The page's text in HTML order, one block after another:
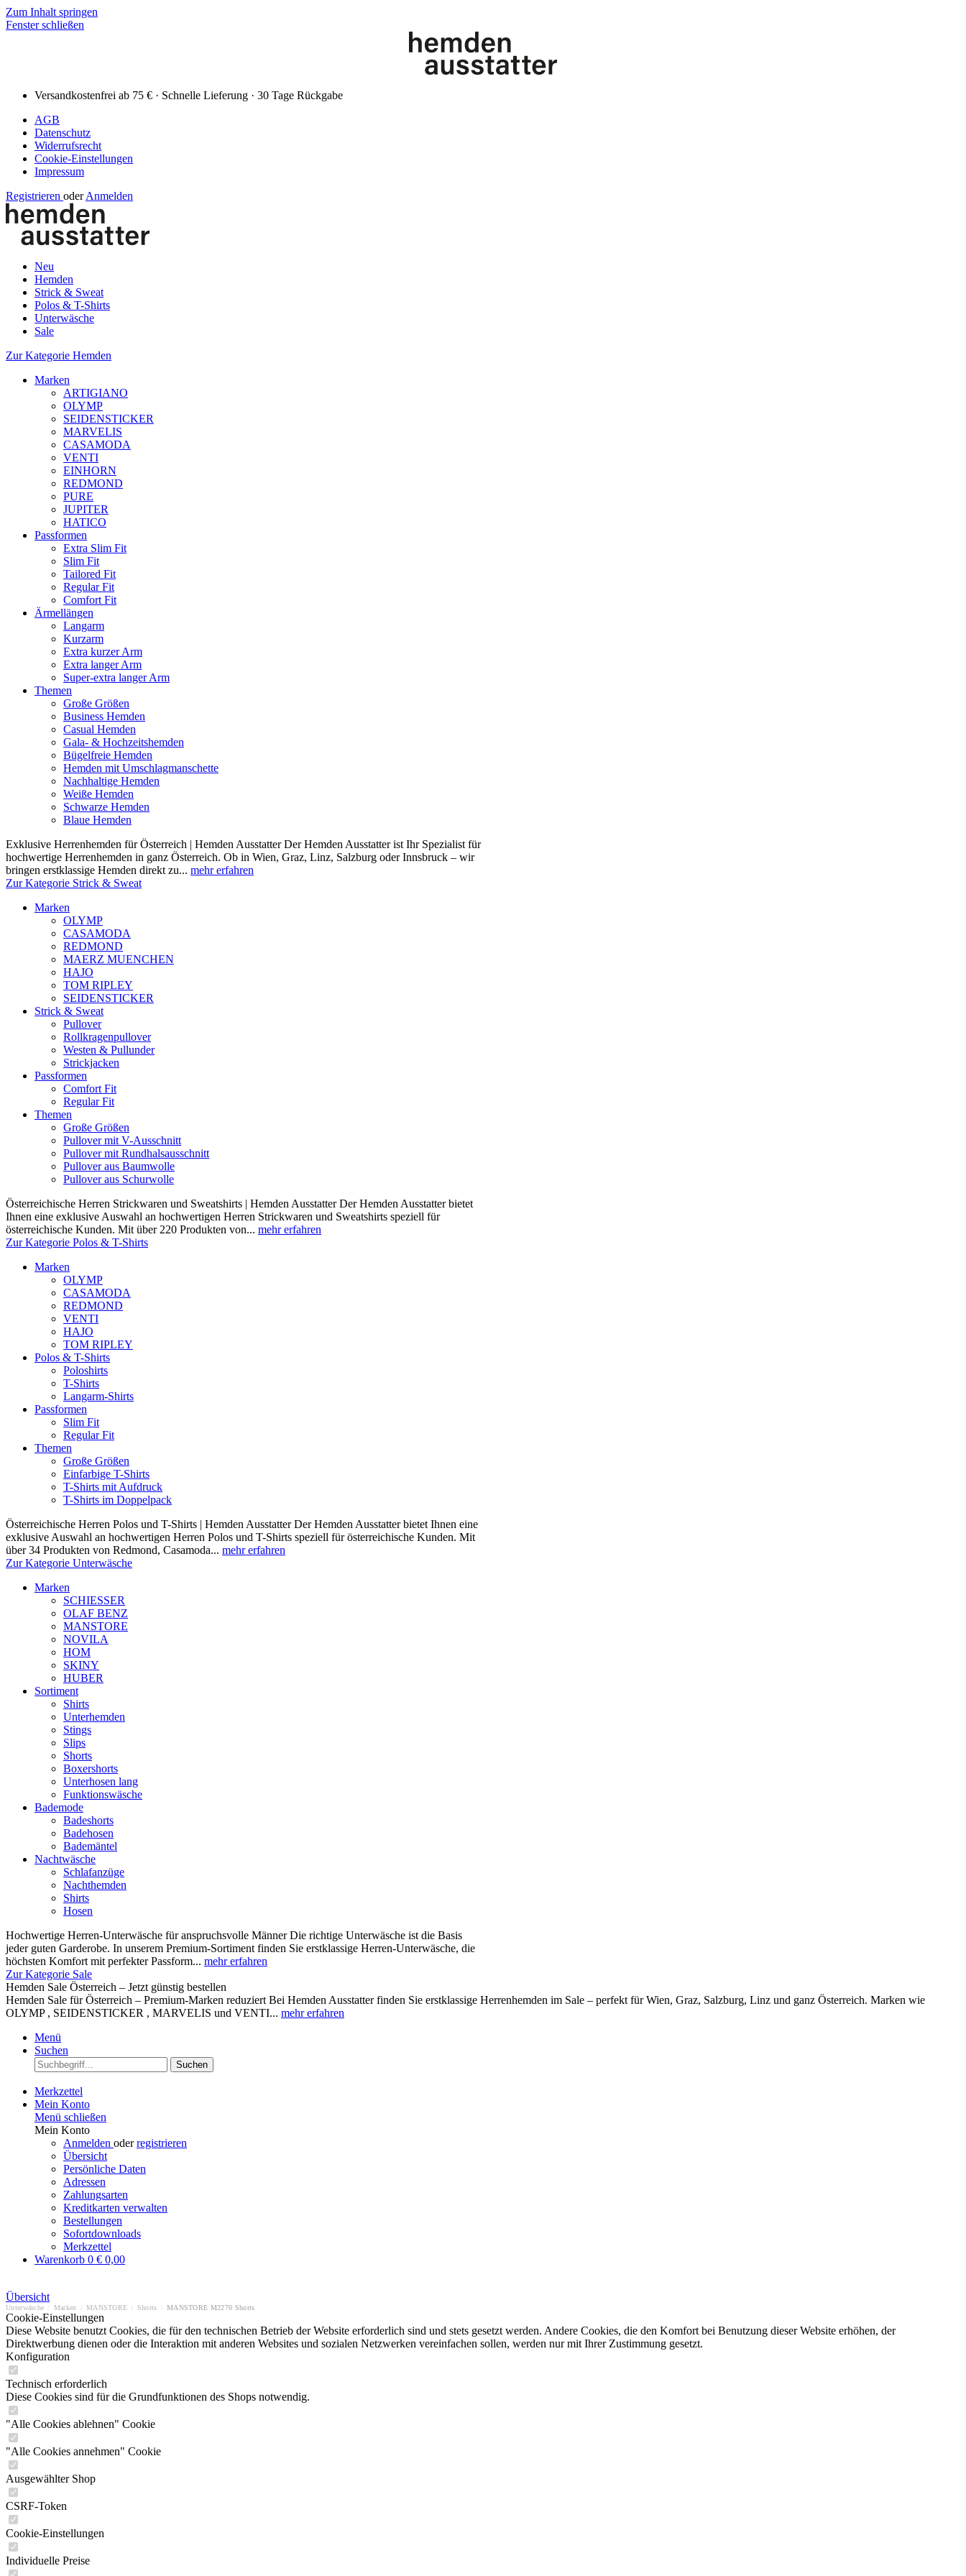
Zum Inhalt springen
Fenster schließen
Versandkostenfrei ab 75 € · Schnelle Lieferung · 30 Tage Rückgabe
AGB
Datenschutz
Widerrufsrecht
Cookie-Einstellungen
Impressum
Registrieren oder Anmelden
Neu
Hemden
Strick & Sweat
Polos & T-Shirts
Unterwäsche
Sale
Zur Kategorie Hemden
Marken
ARTIGIANO
OLYMP
SEIDENSTICKER
MARVELIS
CASAMODA
VENTI
EINHORN
REDMOND
PURE
JUPITER
HATICO
Passformen
Extra Slim Fit
Slim Fit
Tailored Fit
Regular Fit
Comfort Fit
Ärmellängen
Langarm
Kurzarm
Extra kurzer Arm
Extra langer Arm
Super-extra langer Arm
Themen
Große Größen
Business Hemden
Casual Hemden
Gala- & Hochzeitshemden
Bügelfreie Hemden
Hemden mit Umschlagmanschette
Nachhaltige Hemden
Weiße Hemden
Schwarze Hemden
Blaue Hemden
Exklusive Herrenhemden für Österreich | Hemden Ausstatter Der Hemden Ausstatter ist Ihr Spezialist für
hochwertige Herrenhemden in ganz Österreich. Ob in Wien, Graz, Linz, Salzburg oder Innsbruck – wir
bringen erstklassige Hemden direkt zu... mehr erfahren
Zur Kategorie Strick & Sweat
Marken
OLYMP
CASAMODA
REDMOND
MAERZ MUENCHEN
HAJO
TOM RIPLEY
SEIDENSTICKER
Strick & Sweat
Pullover
Rollkragenpullover
Westen & Pullunder
Strickjacken
Passformen
Comfort Fit
Regular Fit
Themen
Große Größen
Pullover mit V-Ausschnitt
Pullover mit Rundhalsausschnitt
Pullover aus Baumwolle
Pullover aus Schurwolle
Österreichische Herren Strickwaren und Sweatshirts | Hemden Ausstatter Der Hemden Ausstatter bietet
Ihnen eine exklusive Auswahl an hochwertigen Herren Strickwaren und Sweatshirts speziell für
österreichische Kunden. Mit über 220 Produkten von... mehr erfahren
Zur Kategorie Polos & T-Shirts
Marken
OLYMP
CASAMODA
REDMOND
VENTI
HAJO
TOM RIPLEY
Polos & T-Shirts
Poloshirts
T-Shirts
Langarm-Shirts
Passformen
Slim Fit
Regular Fit
Themen
Große Größen
Einfarbige T-Shirts
T-Shirts mit Aufdruck
T-Shirts im Doppelpack
Österreichische Herren Polos und T-Shirts | Hemden Ausstatter Der Hemden Ausstatter bietet Ihnen eine
exklusive Auswahl an hochwertigen Herren Polos und T-Shirts speziell für österreichische Kunden. Mit
über 34 Produkten von Redmond, Casamoda... mehr erfahren
Zur Kategorie Unterwäsche
Marken
SCHIESSER
OLAF BENZ
MANSTORE
NOVILA
HOM
SKINY
HUBER
Sortiment
Shirts
Unterhemden
Stings
Slips
Shorts
Boxershorts
Unterhosen lang
Funktionswäsche
Bademode
Badeshorts
Badehosen
Bademäntel
Nachtwäsche
Schlafanzüge
Nachthemden
Shirts
Hosen
Hochwertige Herren-Unterwäsche für anspruchsvolle Männer Die richtige Unterwäsche ist die Basis
jeder guten Garderobe. In unserem Premium-Sortiment finden Sie erstklassige Herren-Unterwäsche, die
höchsten Komfort mit perfekter Passform... mehr erfahren
Zur Kategorie Sale
Hemden Sale Österreich – Jetzt günstig bestellen
Hemden Sale für Österreich – Premium-Marken reduziert Bei Hemden Ausstatter finden Sie erstklassige Herrenhemden im Sale – perfekt für Wien, Graz, Salzburg, Linz und ganz Österreich. Marken wie
OLYMP , SEIDENSTICKER , MARVELIS und VENTI... mehr erfahren
Menü
Suchen
Suchen
Merkzettel
Mein Konto
Menü schließen
Mein Konto
Anmelden oderregistrieren
Übersicht
Persönliche Daten
Adressen
Zahlungsarten
Kreditkarten verwalten
Bestellungen
Sofortdownloads
Merkzettel
Warenkorb 0 € 0,00
Übersicht
Unterwäsche Marken MANSTORE Shorts MANSTORE M2270 Shorts
Cookie-Einstellungen
Diese Website benutzt Cookies, die für den technischen Betrieb der Website erforderlich sind und stets gesetzt werden. Andere Cookies, die den Komfort bei Benutzung dieser Website erhöhen, der
Direktwerbung dienen oder die Interaktion mit anderen Websites und sozialen Netzwerken vereinfachen sollen, werden nur mit Ihrer Zustimmung gesetzt.
Konfiguration
Technisch erforderlich
Diese Cookies sind für die Grundfunktionen des Shops notwendig.
"Alle Cookies ablehnen" Cookie
"Alle Cookies annehmen" Cookie
Ausgewählter Shop
CSRF-Token
Cookie-Einstellungen
Individuelle Preise